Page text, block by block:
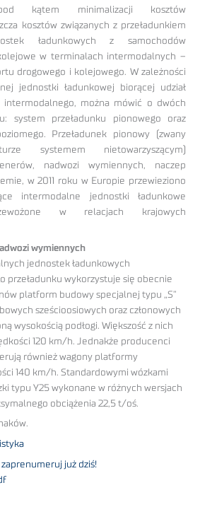
pod kątem minimalizacji kosztów
kosztów związanych z przeładunkiem
ładunkowych z samochodów
w terminalach intermodalnych –
drogowego i kolejowego. W zależności
jednostki ładunkowej biorącej udział
intermodalnego, można mówić o dwóch
system przeładunku pionowego oraz
Przeładunek pionowy (zwany
systemem nietowarzyszącym)
nadwozi wymiennych, naczep
w 2011 roku w Europie przewieziono
intermodalne jednostki ładunkowe
w relacjach krajowych
wymiennych
jednostek ładunkowych
przeładunku wykorzystuje się obecnie
platform budowy specjalnej typu „S”
sześcioosiowych oraz członowych
wysokością podłogi. Większość z nich
120 km/h. Jednakże producenci
również wagony platformy
140 km/h. Standardowymi wózkami
typu Y25 wykonane w różnych wersjach
obciążenia 22,5 t/oś.
już dziś!